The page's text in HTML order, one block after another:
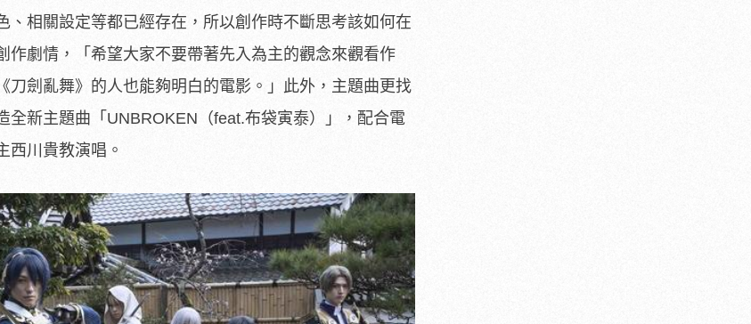
、 相關設定等都已經存在， 所以創作時不斷思考該如何在
作劇情，「 希望大家不要帶著先入為主的觀念來觀看作
刀劍亂舞》的人也能夠明白的電影。」此外，主題曲更找
全新主題曲「UNBROKEN（feat.布袋寅泰）」，配合電
西川貴教演唱。